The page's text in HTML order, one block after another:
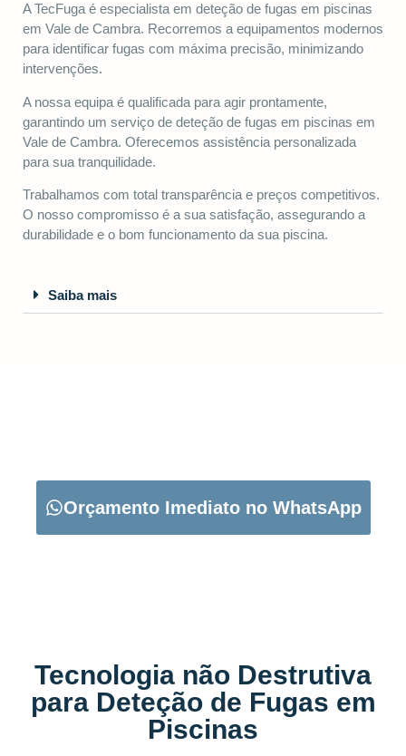
A TecFuga é especialista em deteção de fugas em piscinas
em Vale de Cambra. Recorremos a equipamentos modernos
para identificar fugas com máxima precisão, minimizando
intervenções.
A nossa equipa é qualificada para agir prontamente,
garantindo um serviço de deteção de fugas em piscinas em
Vale de Cambra. Oferecemos assistência personalizada
para sua tranquilidade.
Trabalhamos com total transparência e preços competitivos.
O nosso compromisso é a sua satisfação, assegurando a
durabilidade e o bom funcionamento da sua piscina.
Saiba mais
Orçamento Imediato no WhatsApp
Tecnologia não Destrutiva
para Deteção de Fugas em
Piscinas